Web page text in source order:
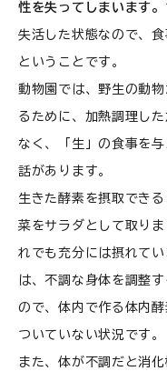
性を失ってしまいます。
失活した状態なので、
ということです。
動物園では、野生の動
るために、加熱調理し
なく、「生」の食事を
話があります。
生きた酵素を摂取でき
菜をサラダとして取り
れでも充分には摂れて
は、不調な身体を調整
ので、体内で作る体内
ついていない状況です。
また、体が不調だと消